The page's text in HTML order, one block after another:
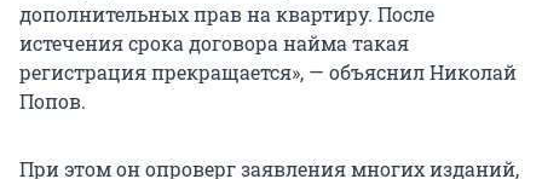
дополнительных прав на квартиру. После
истечения срока договора найма такая
регистрация прекращается», — объяснил Николай
Попов.
При этом он опроверг заявления многих изданий,